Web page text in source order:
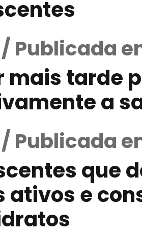
Publicada
mais tarde
a
Publicada
que
ativos e